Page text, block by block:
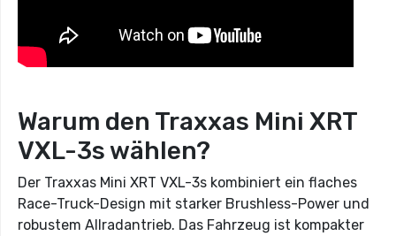
Warum den Traxxas Mini XRT
VXL-3s wählen?
Der Traxxas Mini XRT VXL-3s kombiniert ein flaches
Race-Truck-Design mit starker Brushless-Power und
robustem Allradantrieb. Das Fahrzeug ist kompakter